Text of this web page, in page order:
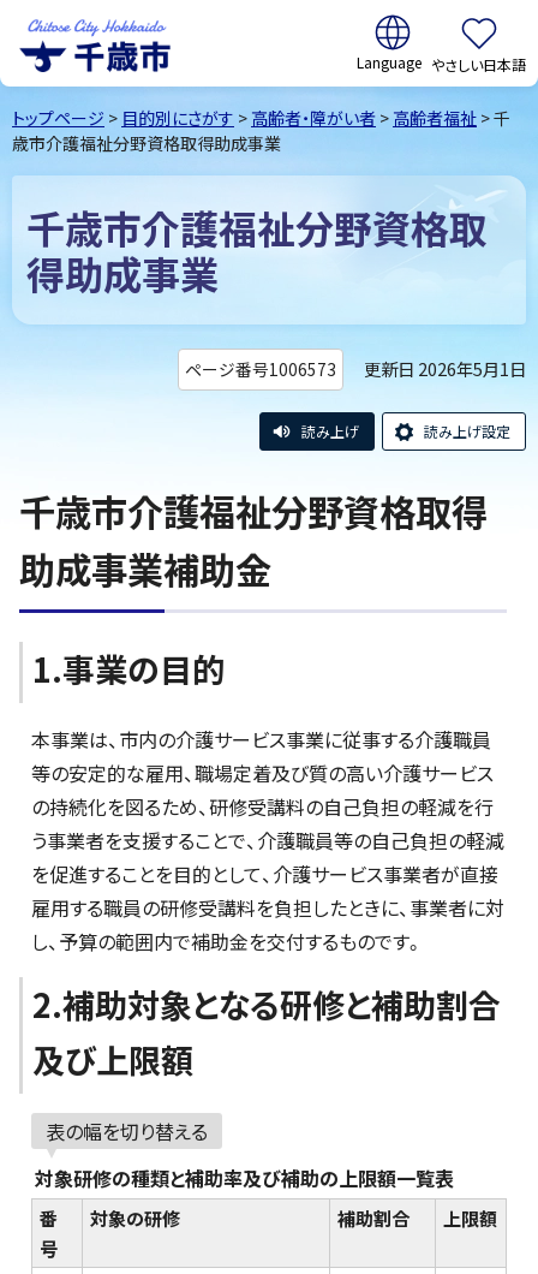
千歳市Chitose
City Hokkaido
翻訳:
やさしい日本語
トップページ > 目的別にさがす > 高齢者・障がい者 > 高齢者福祉 > 千
歳市介護福祉分野資格取得助成事業
千歳市介護福祉分野資格取
得助成事業
ページ番号1006573 更新日 2026年5月1日
読み上げ 読み上げ設定
千歳市介護福祉分野資格取得
助成事業補助金
1.事業の目的
本事業は、市内の介護サービス事業に従事する介護職員
等の安定的な雇用、職場定着及び質の高い介護サービス
の持続化を図るため、研修受講料の自己負担の軽減を行
う事業者を支援することで、介護職員等の自己負担の軽減
を促進することを目的として、介護サービス事業者が直接
雇用する職員の研修受講料を負担したときに、事業者に対
し、予算の範囲内で補助金を交付するものです。
2.補助対象となる研修と補助割合
及び上限額
表の幅を切り替える
対象研修の種類と補助率及び補助の上限額一覧表
番
号
対象の研修 補助割合 上限額